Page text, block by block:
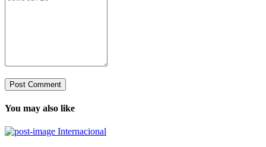
You may also like
Internacional